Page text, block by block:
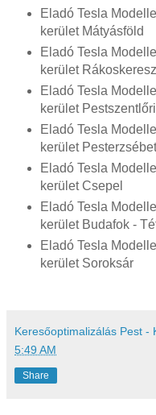
Eladó Tesla
kerület Mátyásföld
Eladó Tesla
kerület
Eladó Tesla
kerület
Eladó Tesla
kerület Pesterzsébet
Eladó Tesla
kerület Csepel
Eladó Tesla
kerület Budafok -
Eladó Tesla
kerület Soroksár
Keresőoptimalizálás Pest -
5:49 AM
Share